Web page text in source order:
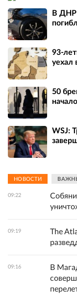
В ДНР
93-
уехал
50
начало
WSJ:
НОВОСТИ
09:22
09:19
The
09:16
В